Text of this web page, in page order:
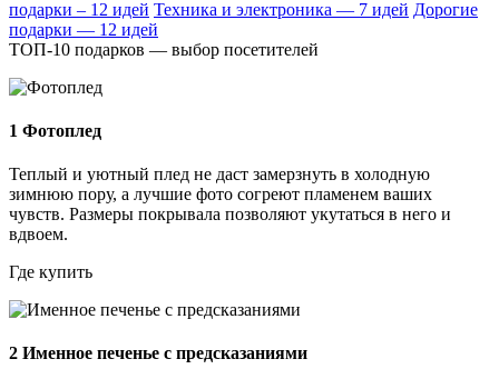
подарки – 12 идей Техника и электроника — 7 идей Дорогие
подарки — 12 идей
ТОП-10 подарков — выбор посетителей
1 Фотоплед
Теплый и уютный плед не даст замерзнуть в холодную
зимнюю пору, а лучшие фото согреют пламенем ваших
чувств. Размеры покрывала позволяют укутаться в него и
вдвоем.
Где купить
2 Именное печенье с предсказаниями